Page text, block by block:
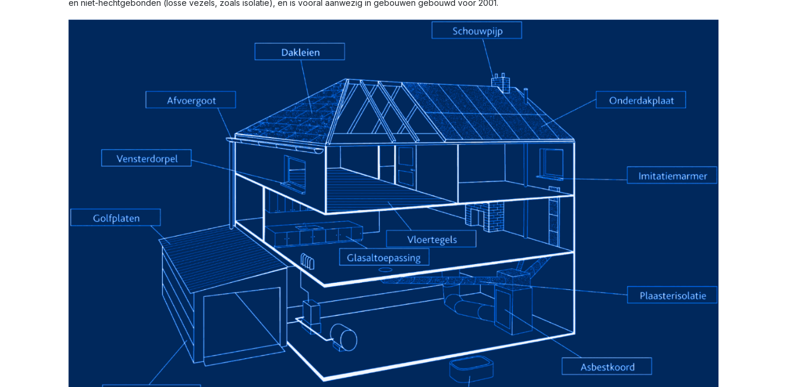
en niet-hechtgebonden (losse vezels, zoals isolatie), en is vooral aanwezig in gebouwen gebouwd voor 2001.